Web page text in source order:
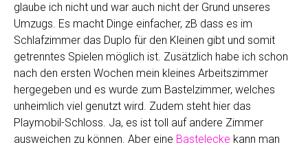
glaube ich nicht und war auch nicht der Grund unseres
Umzugs. Es macht Dinge einfacher, zB dass es im
Schlafzimmer das Duplo für den Kleinen gibt und somit
getrenntes Spielen möglich ist. Zusätzlich habe ich schon
nach den ersten Wochen mein kleines Arbeitszimmer
hergegeben und es wurde zum Bastelzimmer, welches
unheimlich viel genutzt wird. Zudem steht hier das
Playmobil-Schloss. Ja, es ist toll auf andere Zimmer
ausweichen zu können. Aber eine Bastelecke kann man